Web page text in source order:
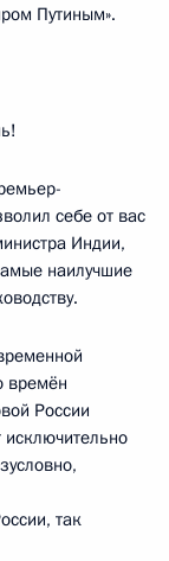
Путиным».
себе от вас
Индии,
наилучшие
времён
России
так